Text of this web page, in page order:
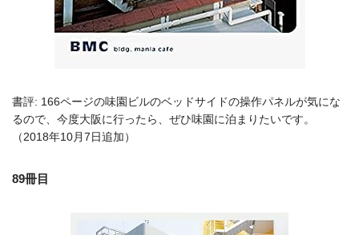
書評: 166ページの味園ビルのベッドサイドの操作パネルが気にな
るので、今度大阪に行ったら、ぜひ味園に泊まりたいです。
（2018年10月7日追加）
89冊目